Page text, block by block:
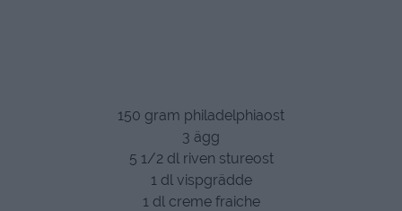
150 gram philadelphiaost
3 ägg
5 1/2 dl riven stureost
1 dl vispgrädde
1 dl creme fraiche